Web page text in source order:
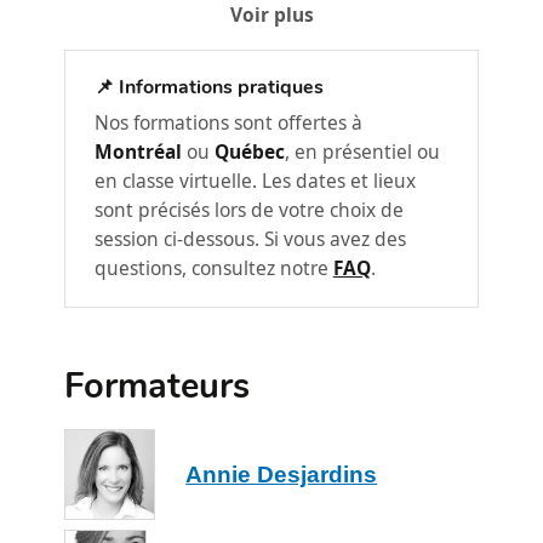
Qu’est-ce que le métier de
gestionnaire?
Les deuils et les pertes.
Les conditions de réussite, les défis
associés et les stratégies pour relever
ces défis.
Cerner l’environnement interne et
externe
Cerner son environnement interne et
Les 4 types de culture
Watkins.
Exemples de questions à poser à ses
employés, selon Michael Watkins.
Voir plus
📌 Informations pratiques
Nos formations sont offertes à
Montréal ou Québec, en présentiel ou
en classe virtuelle. Les dates et lieux
sont précisés lors de votre choix de
session ci-dessous. Si vous avez des
questions, consultez notre FAQ.
Formateurs
Annie Desjardins